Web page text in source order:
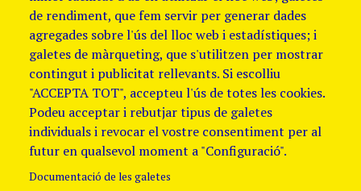
de rendiment, que fem servir per generar dades
agregades sobre l'ús del lloc web i estadístiques; i
galetes de màrqueting, que s'utilitzen per mostrar
contingut i publicitat rellevants. Si escolliu
"ACCEPTA TOT", accepteu l'ús de totes les cookies.
Podeu acceptar i rebutjar tipus de galetes
individuals i revocar el vostre consentiment per al
futur en qualsevol moment a "Configuració".
Documentació de les galetes